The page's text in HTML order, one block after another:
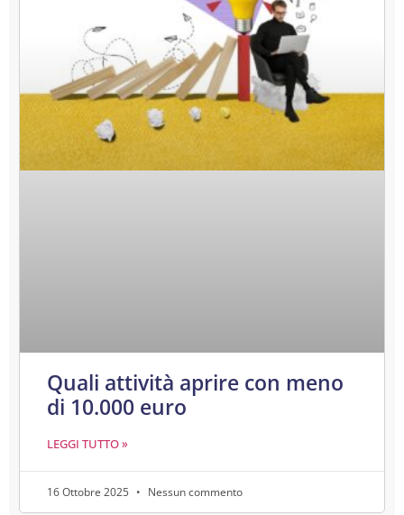
Quali attività aprire con meno
di 10.000 euro
LEGGI TUTTO »
16 Ottobre 2025 Nessun commento